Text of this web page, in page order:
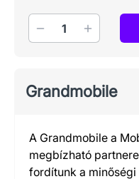
Mennyiség
Grandmobile
A Grandmobile a
megbízható
fordítunk a